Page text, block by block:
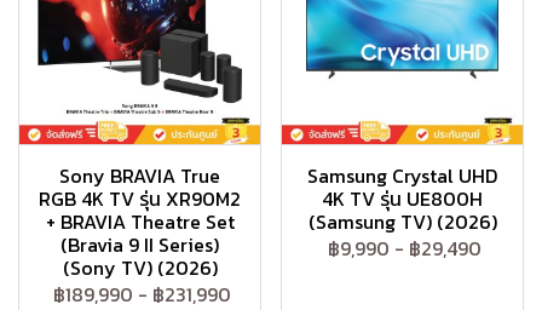
Sony BRAVIA True
RGB 4K TV รุ่น XR90M2
+ BRAVIA Theatre Set
(Bravia 9 II Series)
(Sony TV) (2026)
฿189,990 - ฿231,990
Samsung Crystal UHD
4K TV รุ่น UE800H
(Samsung TV) (2026)
฿9,990 - ฿29,490